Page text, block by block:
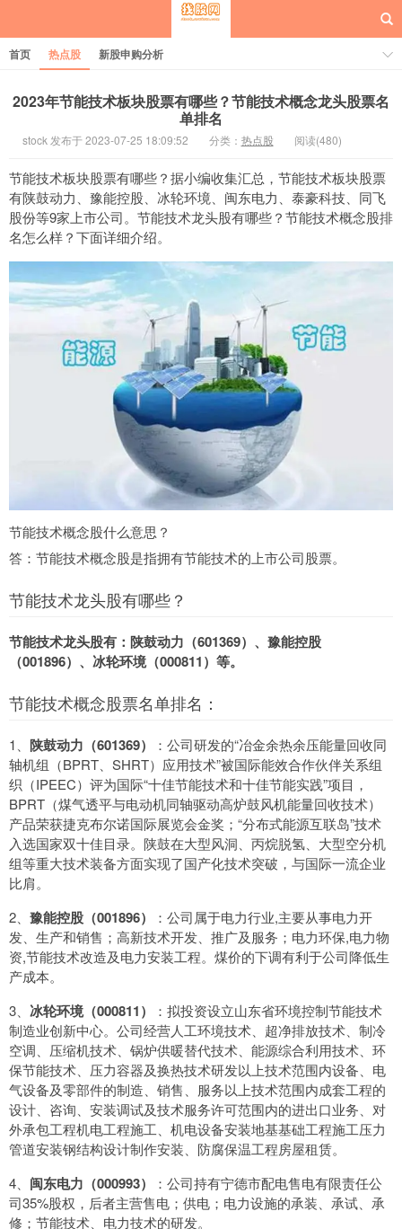
每日概念股
首页 热点股 新股申购分析
2023年节能技术板块股票有哪些？节能技术概念龙头股票名
单排名
stock 发布于 2023-07-25 18:09:52 分类： 热点股 阅读(480)
节能技术板块股票有哪些？据小编收集汇总，节能技术板块股票
有陕鼓动力、豫能控股、冰轮环境、闽东电力、泰豪科技、同飞
股份等9家上市公司。节能技术龙头股有哪些？节能技术概念股排
名怎么样？下面详细介绍。
节能技术概念股什么意思？
答：节能技术概念股是指拥有节能技术的上市公司股票。
节能技术龙头股有哪些？
节能技术龙头股有：陕鼓动力（601369）、豫能控股
（001896）、冰轮环境（000811）等。
节能技术概念股票名单排名：
1、 陕鼓动力（601369）
：公司研发的“冶金余热余压能量回收同
轴机组（BPRT、SHRT）应用技术”被国际能效合作伙伴关系组
织（IPEEC）评为国际“十佳节能技术和十佳节能实践”项目，
BPRT（煤气透平与电动机同轴驱动高炉鼓风机能量回收技术）
产品荣获捷克布尔诺国际展览会金奖；“分布式能源互联岛”技术
入选国家双十佳目录。陕鼓在大型风洞、丙烷脱氢、大型空分机
组等重大技术装备方面实现了国产化技术突破，与国际一流企业
比肩。
2、 豫能控股（001896）
：公司属于电力行业,主要从事电力开
发、生产和销售；高新技术开发、推广及服务；电力环保,电力物
资,节能技术改造及电力安装工程。煤价的下调有利于公司降低生
产成本。
3、 冰轮环境（000811）
：拟投资设立山东省环境控制节能技术
制造业创新中心。公司经营人工环境技术、超净排放技术、制冷
空调、压缩机技术、锅炉供暖替代技术、能源综合利用技术、环
保节能技术、压力容器及换热技术研发以上技术范围内设备、电
气设备及零部件的制造、销售、服务以上技术范围内成套工程的
设计、咨询、安装调试及技术服务许可范围内的进出口业务、对
外承包工程机电工程施工、机电设备安装地基基础工程施工压力
管道安装钢结构设计制作安装、防腐保温工程房屋租赁。
4、 闽东电力（000993）
：公司持有宁德市配电售电有限责任公
司35%股权，后者主营售电；供电；电力设施的承装、承试、承
修；节能技术、电力技术的研发。